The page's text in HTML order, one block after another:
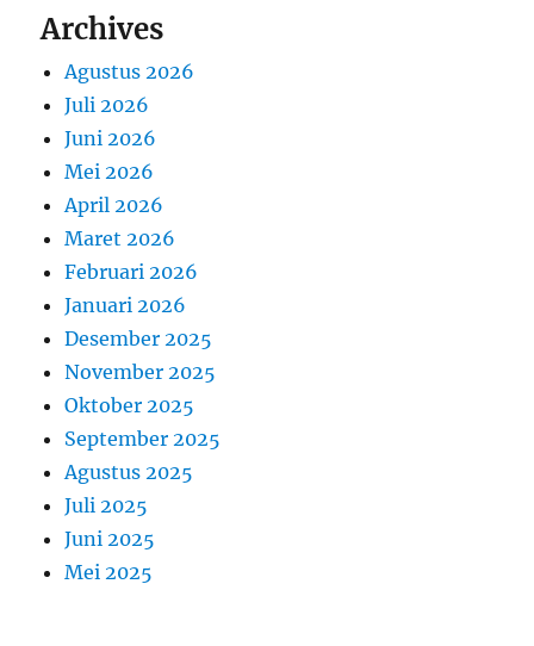
Archives
Agustus 2026
Juli 2026
Juni 2026
Mei 2026
April 2026
Maret 2026
Februari 2026
Januari 2026
Desember 2025
November 2025
Oktober 2025
September 2025
Agustus 2025
Juli 2025
Juni 2025
Mei 2025